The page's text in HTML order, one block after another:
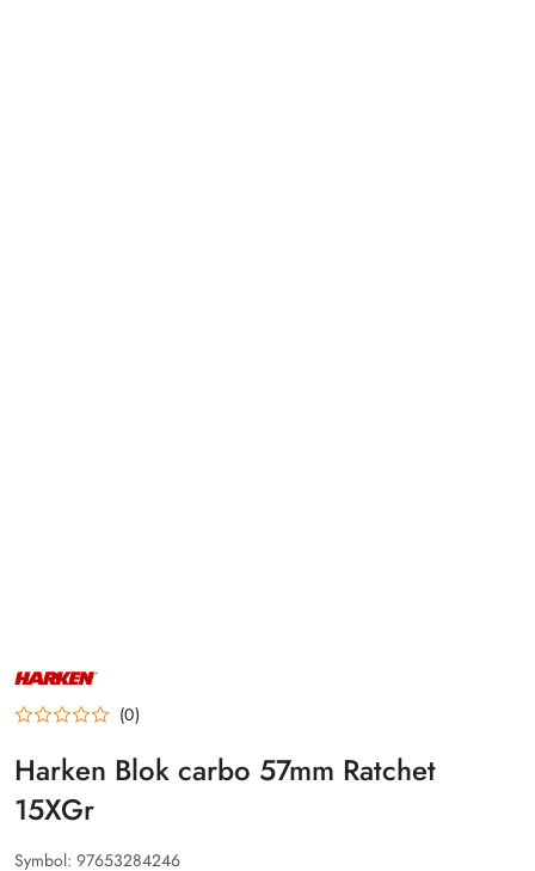
NAZWA
PRODUCENTA:
HARKEN (0)
Harken Blok carbo 57mm Ratchet
15XGr
Symbol: 97653284246